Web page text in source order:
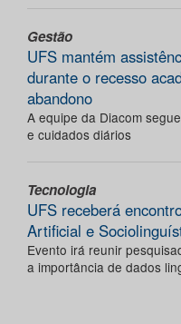
Gestão
UFS mantém
durante o recesso
abandono
A equipe da Diacom
e cuidados diários
Tecnologia
UFS receberá
Artificial e
Evento irá reunir
a importância de dados